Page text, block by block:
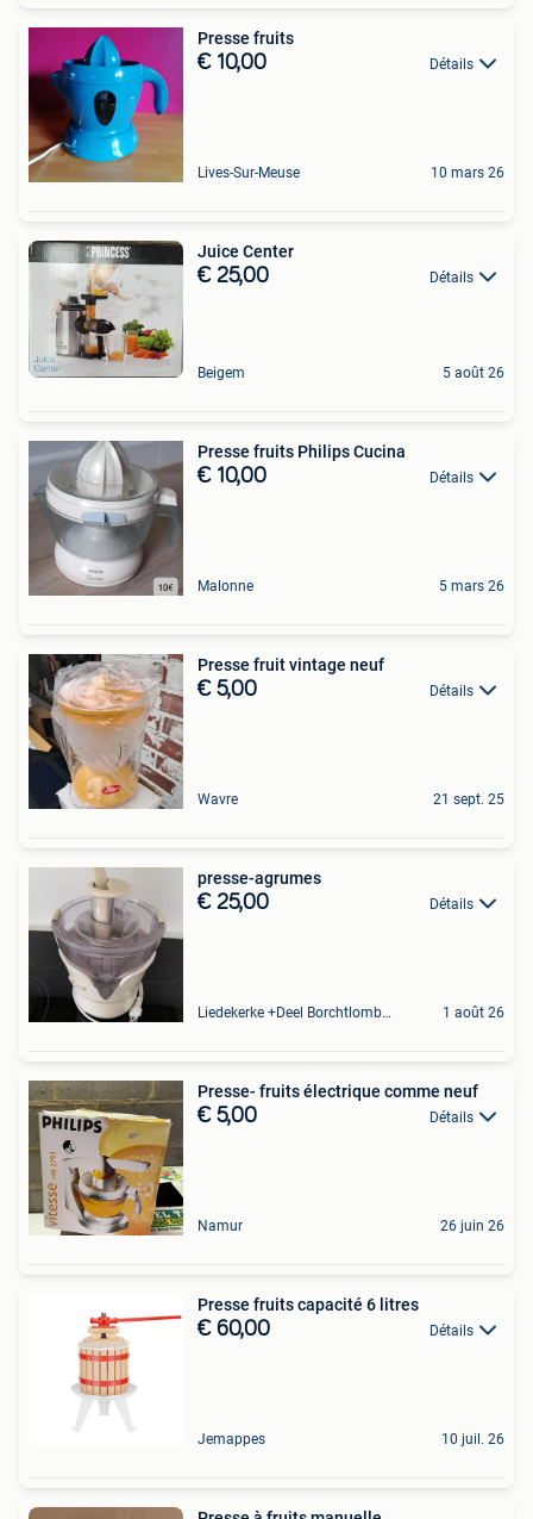
Presse fruits
€ 10,00 Détails
Lives-Sur-Meuse 10 mars 26
Juice Center
€ 25,00 Détails
Beigem 5 août 26
Presse fruits Philips Cucina
€ 10,00 Détails
Malonne 5 mars 26
Presse fruit vintage neuf
€ 5,00 Détails
Wavre 21 sept. 25
presse-agrumes
€ 25,00 Détails
Liedekerke +Deel Borchtlombeek 1 août 26
Presse- fruits électrique comme neuf
€ 5,00 Détails
Namur 26 juin 26
Presse fruits capacité 6 litres
€ 60,00 Détails
Jemappes 10 juil. 26